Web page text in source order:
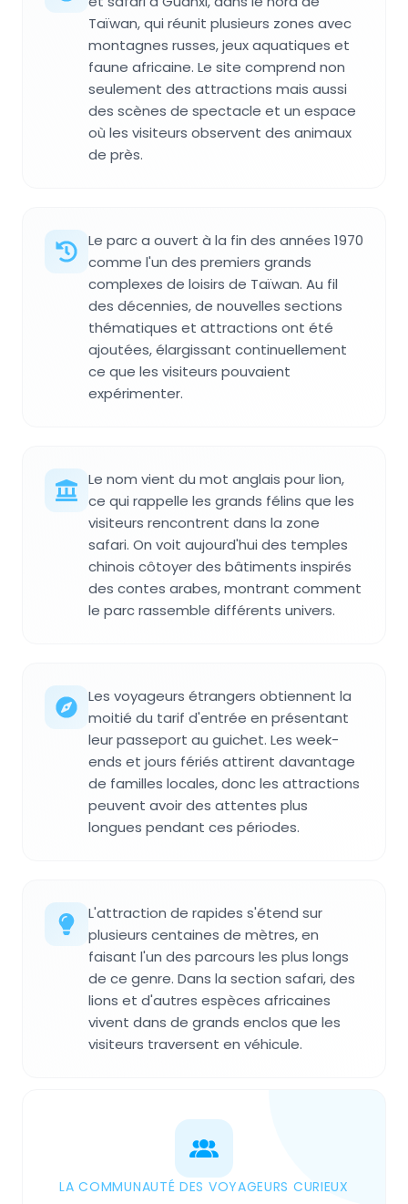
Taïwan, qui réunit plusieurs zones avec
montagnes russes, jeux aquatiques et
faune africaine. Le site comprend non
seulement des attractions mais aussi
des scènes de spectacle et un espace
où les visiteurs observent des animaux
de près.
Le parc a ouvert à la fin des années 1970
comme l'un des premiers grands
complexes de loisirs de Taïwan. Au fil
des décennies, de nouvelles sections
thématiques et attractions ont été
ajoutées, élargissant continuellement
ce que les visiteurs pouvaient
expérimenter.
Le nom vient du mot anglais pour lion,
ce qui rappelle les grands félins que les
visiteurs rencontrent dans la zone
safari. On voit aujourd'hui des temples
chinois côtoyer des bâtiments inspirés
des contes arabes, montrant comment
le parc rassemble différents univers.
Les voyageurs étrangers obtiennent la
moitié du tarif d'entrée en présentant
leur passeport au guichet. Les week-
ends et jours fériés attirent davantage
de familles locales, donc les attractions
peuvent avoir des attentes plus
longues pendant ces périodes.
L'attraction de rapides s'étend sur
plusieurs centaines de mètres, en
faisant l'un des parcours les plus longs
de ce genre. Dans la section safari, des
lions et d'autres espèces africaines
vivent dans de grands enclos que les
visiteurs traversent en véhicule.
LA COMMUNAUTÉ DES VOYAGEURS CURIEUX